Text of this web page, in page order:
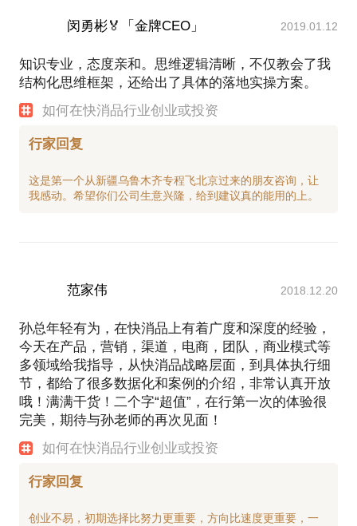
闵勇彬🏅「金牌CEO」 2019.01.12
知识专业，态度亲和。思维逻辑清晰，不仅教会了我
结构化思维框架，还给出了具体的落地实操方案。
如何在快消品行业创业或投资
行家回复
这是第一个从新疆乌鲁木齐专程飞北京过来的朋友咨询，让
范家伟 2018.12.20
孙总年轻有为，在快消品上有着广度和深度的经验，
今天在产品，营销，渠道，电商，团队，商业模式等
多领域给我指导，从快消品战略层面，到具体执行细
节，都给了很多数据化和案例的介绍，非常认真开放
哦！满满干货！二个字“超值”，在行第一次的体验很
完美，期待与孙老师的再次见面！
如何在快消品行业创业或投资
行家回复
创业不易，初期选择比努力更重要，方向比速度更重要，一